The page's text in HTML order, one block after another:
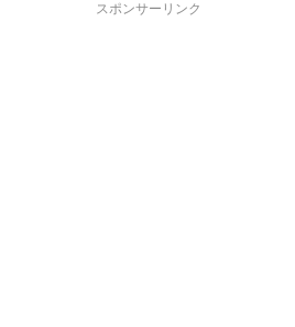
スポンサーリンク